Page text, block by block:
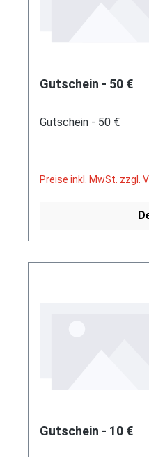
Gutschein - 50 €
Gutschein - 50 €
Preise inkl. MwSt. zzgl.
Gutschein - 10 €